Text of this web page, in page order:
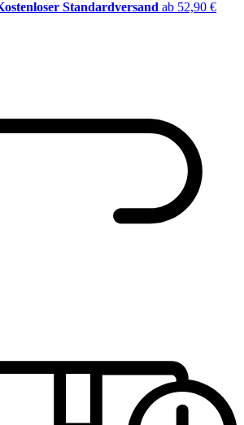
Standardversand ab 52,90 €